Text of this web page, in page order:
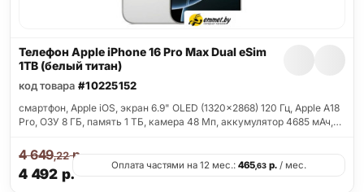
Телефон Apple iPhone 16 Pro Max Dual eSim
1TB (белый титан)
код товара #10225152
смартфон, Apple iOS, экран 6.9" OLED (1320x2868) 120 Гц, Apple A18
Pro, ОЗУ 8 ГБ, память 1 ТБ, камера 48 Мп, аккумулятор 4685 мАч,…
4 492 р.
4 649,22р.
Оплата частями на 12 мес.: 465,63 р. / мес.